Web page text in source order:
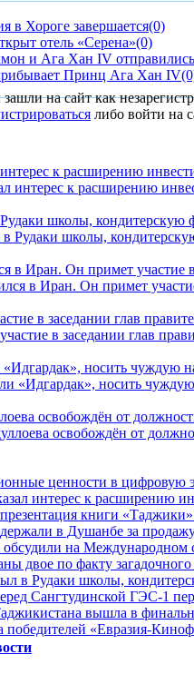
в Хороге завершается(0)
отель «Серена»(0)
и Ага Хан IV
Принц Ага Хан IV
на сайт как
либо войти на
к расширению
школы, кондитерскую
в Иран. Он примет участие
в заседании глав
носить чуждую
освобождён от
ценности в цифровую
интерес к расширению
книги
в Душанбе за
обсудили на Международном
двое по факту
в Рудаки школы,
Сангтудинской ГЭС-1
вышла в
«Евразия-